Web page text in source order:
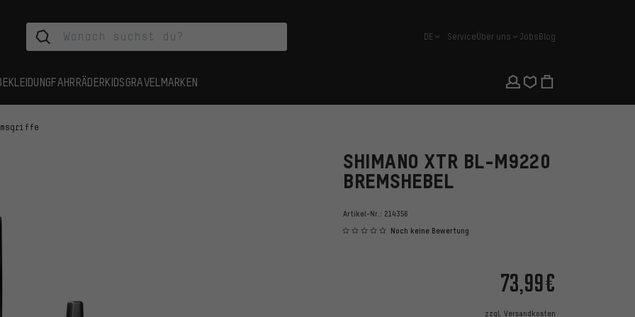
Deutsch
DE ServiceÜber uns JobsBlog
FAHRRÄDERKIDSGRAVEL MARKEN
SHIMANO XTR BL-M9220
BREMSHEBEL
Artikel-Nr.: 214356
Noch keine Bewertung
73,99€
zzgl. Versandkosten